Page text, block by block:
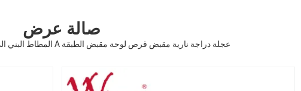
صالة عرض
عجلة دراجة نارية مقبض قرص لوحة مقبض الطبقة A المطاط البني الداكن ISO9001 المدرجة بالجملة